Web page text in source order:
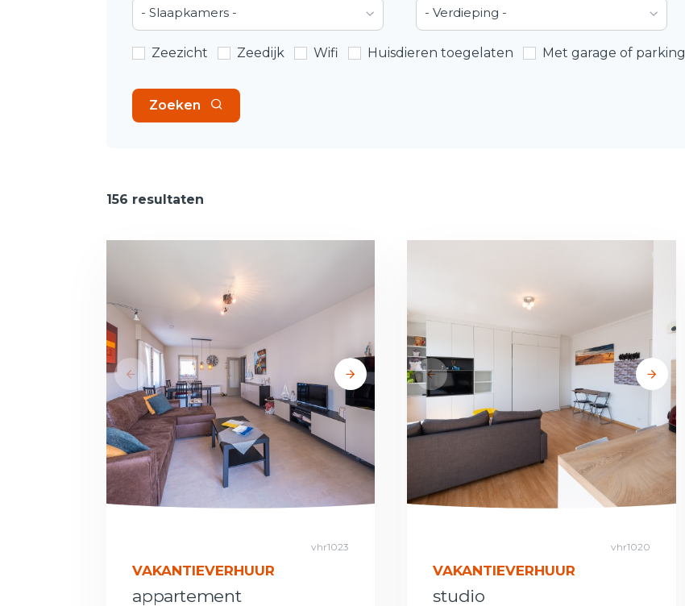
- Slaapkamers -
- Verdieping -
Zeezicht Zeedijk Wifi Huisdieren toegelaten Met garage of parking
Zoeken
156 resultaten
vhr1023
VAKANTIEVERHUUR
appartement
vhr1020
VAKANTIEVERHUUR
studio